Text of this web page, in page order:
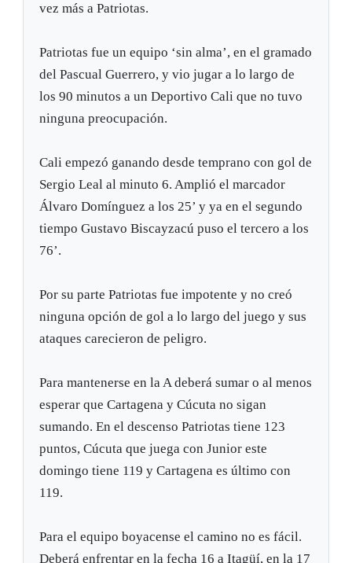
vez más a Patriotas.
Patriotas fue un equipo ‘sin alma’, en el gramado
del Pascual Guerrero, y vio jugar a lo largo de
los 90 minutos a un Deportivo Cali que no tuvo
ninguna preocupación.
Cali empezó ganando desde temprano con gol de
Sergio Leal al minuto 6. Amplió el marcador
Álvaro Domínguez a los 25’ y ya en el segundo
tiempo Gustavo Biscayzacú puso el tercero a los
76’.
Por su parte Patriotas fue impotente y no creó
ninguna opción de gol a lo largo del juego y sus
ataques carecieron de peligro.
Para mantenerse en la A deberá sumar o al menos
esperar que Cartagena y Cúcuta no sigan
sumando. En el descenso Patriotas tiene 123
puntos, Cúcuta que juega con Junior este
domingo tiene 119 y Cartagena es último con
119.
Para el equipo boyacense el camino no es fácil.
Deberá enfrentar en la fecha 16 a Itagüí, en la 17